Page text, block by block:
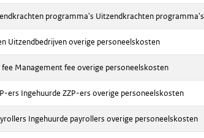
programma's Uitzendkrachten programma's
Uitzendbedrijven overige personeelskosten
Management fee overige personeelskosten
ers Ingehuurde ZZP-ers overige personeelskosten
Ingehuurde payrollers overige personeelskosten